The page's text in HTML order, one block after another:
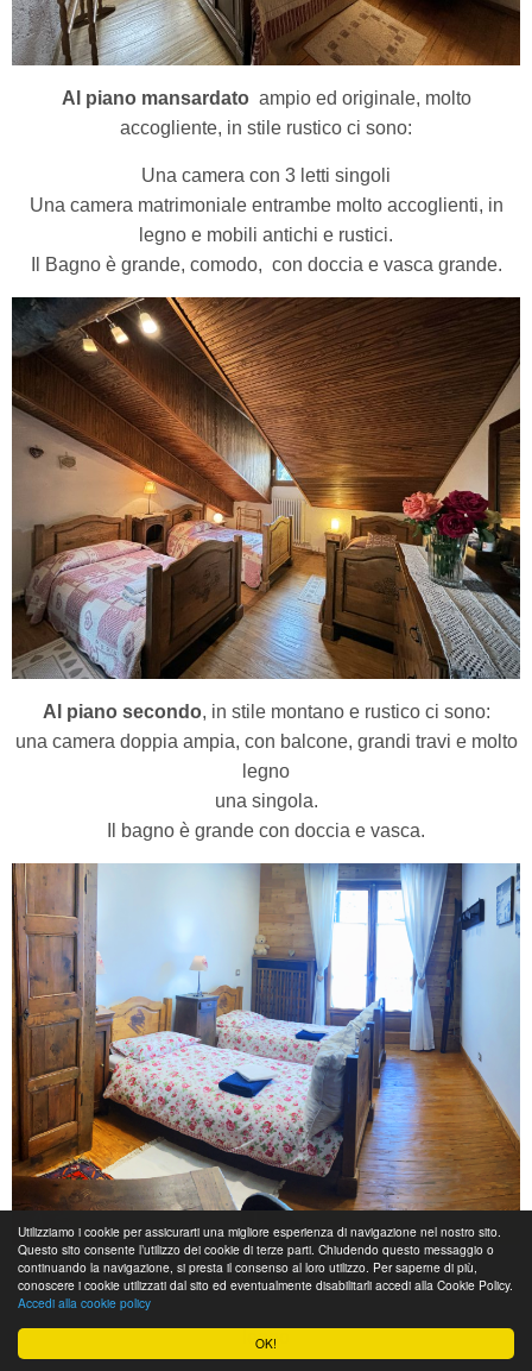
OK!
Utilizziamo i cookie per assicurarti una migliore esperienza di navigazione nel nostro sito.
Questo sito consente l’utilizzo dei cookie di terze parti. Chiudendo questo messaggio o
continuando la navigazione, si presta il consenso al loro utilizzo. Per saperne di più,
conoscere i cookie utilizzati dal sito ed eventualmente disabilitarli accedi alla Cookie Policy.
Accedi alla cookie policy
Al piano mansardato ampio ed originale, molto
accogliente, in stile rustico ci sono:
Una camera con 3 letti singoli
Una camera matrimoniale entrambe molto accoglienti, in
legno e mobili antichi e rustici.
Il Bagno è grande, comodo, con doccia e vasca grande.
Al piano secondo, in stile montano e rustico ci sono:
una camera doppia ampia, con balcone, grandi travi e molto
legno
una singola.
Il bagno è grande con doccia e vasca.
Al piano secondo, in stile montano e rustico ci sono:
una camera doppia ampia, con balcone, grandi travi e molto
legno